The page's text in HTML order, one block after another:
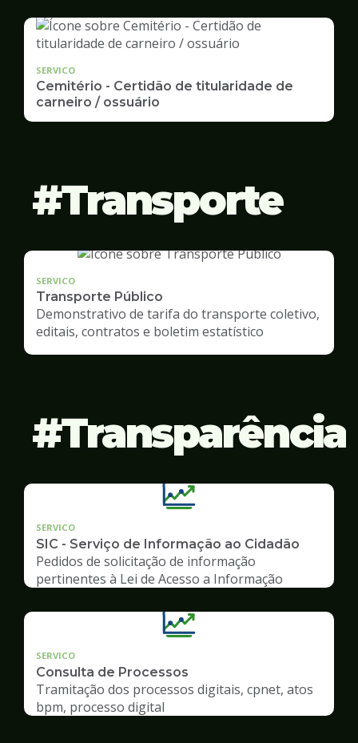
SERVICO
Cemitério - Certidão de titularidade de
carneiro / ossuário
Transporte
SERVICO
Transporte Público
Demonstrativo de tarifa do transporte coletivo,
editais, contratos e boletim estatístico
Transparência
SERVICO
SIC - Serviço de Informação ao Cidadão
Pedidos de solicitação de informação
pertinentes à Lei de Acesso a Informação
SERVICO
Consulta de Processos
Tramitação dos processos digitais, cpnet, atos
bpm, processo digital